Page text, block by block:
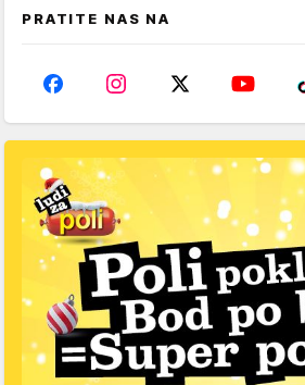
PRATITE NAS NA